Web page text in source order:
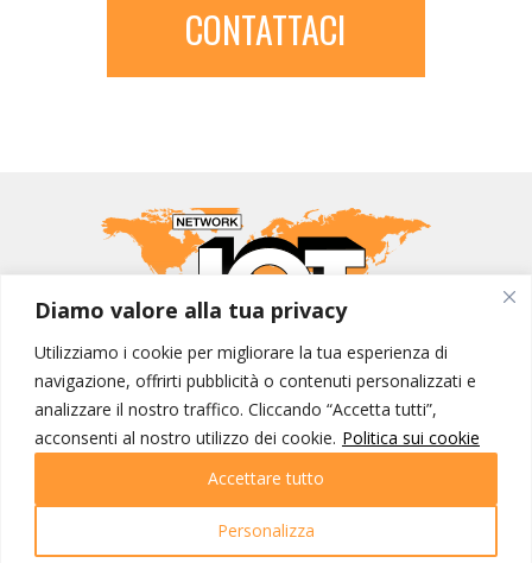
Diamo valore alla tua privacy
Utilizziamo i cookie per migliorare la tua esperienza di
navigazione, offrirti pubblicità o contenuti personalizzati e
analizzare il nostro traffico. Cliccando “Accetta tutti”,
acconsenti al nostro utilizzo dei cookie. Politica sui cookie
Personalizza
Accettare tutto
CONTATTACI
MONDO IOT VIAGGI
Corporate
Contatti
I NOSTRI PRODOTTI
Destinazioni